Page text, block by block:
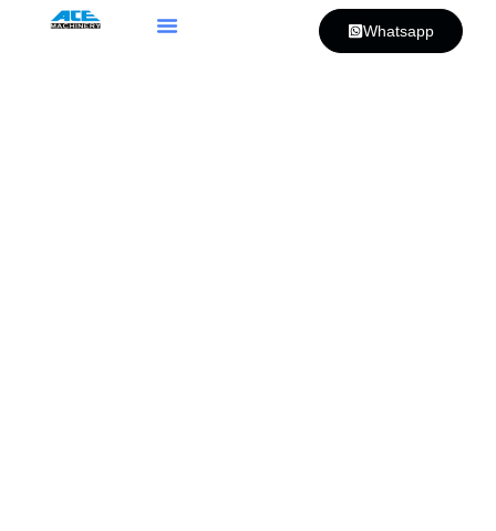
Whatsapp